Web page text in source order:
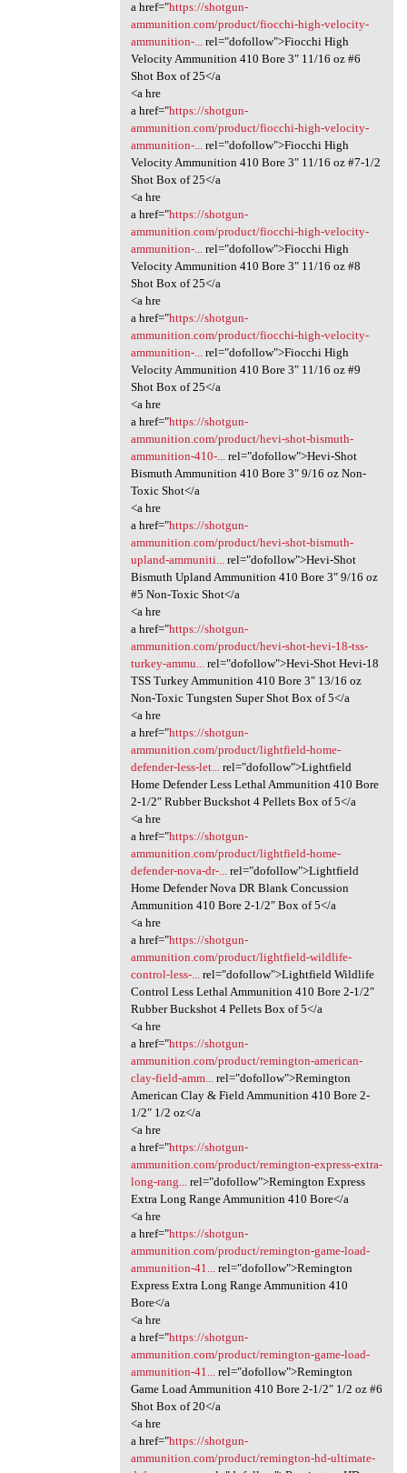
a href="https://shotgun-
ammunition.com/product/fiocchi-high-velocity-
ammunition-...rel="dofollow">Fiocchi High
Velocity Ammunition 410 Bore 3″ 11/16 oz #6
Shot Box of 25</a
<a hre
a href="https://shotgun-
ammunition.com/product/fiocchi-high-velocity-
ammunition-...rel="dofollow">Fiocchi High
Velocity Ammunition 410 Bore 3″ 11/16 oz #7-1/2
Shot Box of 25</a
<a hre
a href="https://shotgun-
ammunition.com/product/fiocchi-high-velocity-
ammunition-...rel="dofollow">Fiocchi High
Velocity Ammunition 410 Bore 3″ 11/16 oz #8
Shot Box of 25</a
<a hre
a href="https://shotgun-
ammunition.com/product/fiocchi-high-velocity-
ammunition-...rel="dofollow">Fiocchi High
Velocity Ammunition 410 Bore 3″ 11/16 oz #9
Shot Box of 25</a
<a hre
a href="https://shotgun-
ammunition.com/product/hevi-shot-bismuth-
ammunition-410-...rel="dofollow">Hevi-Shot
Bismuth Ammunition 410 Bore 3″ 9/16 oz Non-
Toxic Shot</a
<a hre
a href="https://shotgun-
ammunition.com/product/hevi-shot-bismuth-
upland-ammuniti...rel="dofollow">Hevi-Shot
Bismuth Upland Ammunition 410 Bore 3″ 9/16 oz
#5 Non-Toxic Shot</a
<a hre
a href="https://shotgun-
ammunition.com/product/hevi-shot-hevi-18-tss-
turkey-ammu...rel="dofollow">Hevi-Shot Hevi-18
TSS Turkey Ammunition 410 Bore 3″ 13/16 oz
Non-Toxic Tungsten Super Shot Box of 5</a
<a hre
a href="https://shotgun-
ammunition.com/product/lightfield-home-
defender-less-let...rel="dofollow">Lightfield
Home Defender Less Lethal Ammunition 410 Bore
2-1/2″ Rubber Buckshot 4 Pellets Box of 5</a
<a hre
a href="https://shotgun-
ammunition.com/product/lightfield-home-
defender-nova-dr-...rel="dofollow">Lightfield
Home Defender Nova DR Blank Concussion
Ammunition 410 Bore 2-1/2″ Box of 5</a
<a hre
a href="https://shotgun-
ammunition.com/product/lightfield-wildlife-
control-less-...rel="dofollow">Lightfield Wildlife
Control Less Lethal Ammunition 410 Bore 2-1/2″
Rubber Buckshot 4 Pellets Box of 5</a
<a hre
a href="https://shotgun-
ammunition.com/product/remington-american-
clay-field-amm...rel="dofollow">Remington
American Clay & Field Ammunition 410 Bore 2-
1/2″ 1/2 oz</a
<a hre
a href="https://shotgun-
ammunition.com/product/remington-express-extra-
long-rang...rel="dofollow">Remington Express
Extra Long Range Ammunition 410 Bore</a
<a hre
a href="https://shotgun-
ammunition.com/product/remington-game-load-
ammunition-41...rel="dofollow">Remington
Express Extra Long Range Ammunition 410
Bore</a
<a hre
a href="https://shotgun-
ammunition.com/product/remington-game-load-
ammunition-41...rel="dofollow">Remington
Game Load Ammunition 410 Bore 2-1/2″ 1/2 oz #6
Shot Box of 20</a
<a hre
a href="https://shotgun-
ammunition.com/product/remington-hd-ultimate-